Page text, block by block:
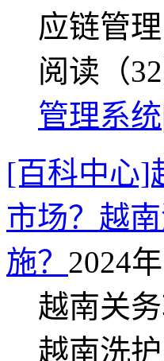
应链管
阅读（32
管理系统
[百科中心]
市场？越
施？ 2024
越南关
越南洗